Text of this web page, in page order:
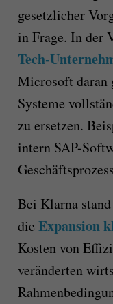
gesetzlicher
in Frage. In der
Tech-
Microsoft daran
Systeme
zu ersetzen.
intern SAP-
Bei Klarna
die Expansion
Kosten von
veränderten